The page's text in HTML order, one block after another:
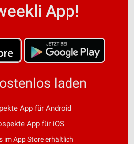
App!
laden
App für Android
App für iOS
im App Store erhältlich